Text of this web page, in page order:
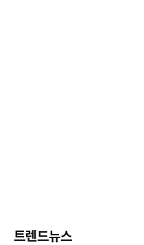
트렌드뉴스